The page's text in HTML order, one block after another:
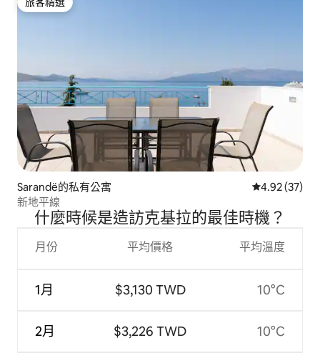
旅客精選
Sarandë的私有公寓 從 37 則評價
4.92 (37)
新地平線
什麼時候是造訪克基拉的最佳時機？
月份
1月
2月
平均價格
$3,130 TWD
$3,226 TWD
平均溫度
10°C
10°C